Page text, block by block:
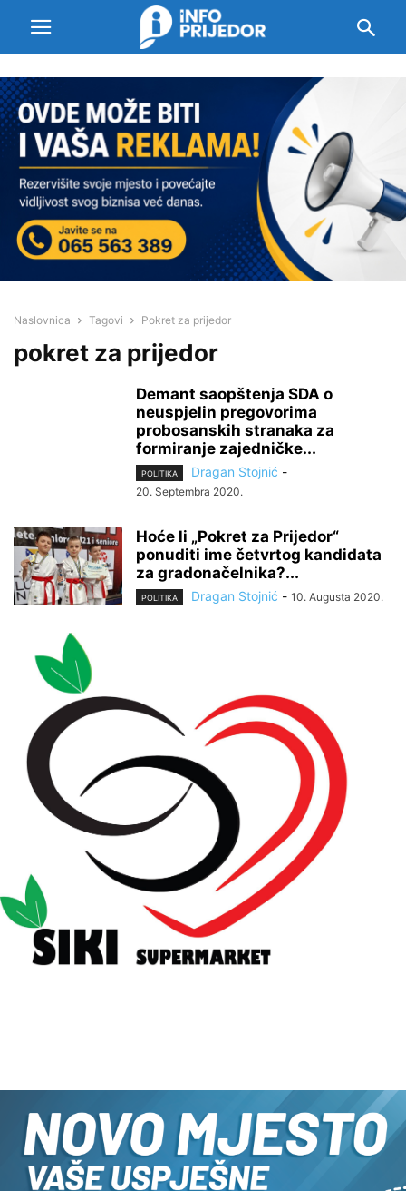
Naslovnica Tagovi Pokret za prijedor
pokret za prijedor
Demant saopštenja SDA o
neuspjelin pregovorima
probosanskih stranaka za
formiranje zajedničke...
POLITIKA Dragan Stojnić -
20. Septembra 2020.
Hoće li „Pokret za Prijedor“
ponuditi ime četvrtog kandidata
za gradonačelnika?...
POLITIKA Dragan Stojnić - 10. Augusta 2020.